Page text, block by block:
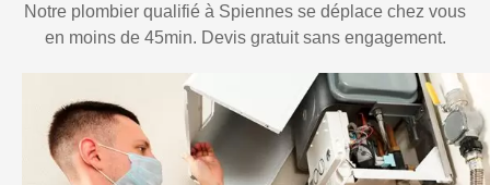
Notre plombier qualifié à Spiennes se déplace chez vous
en moins de 45min. Devis gratuit sans engagement.